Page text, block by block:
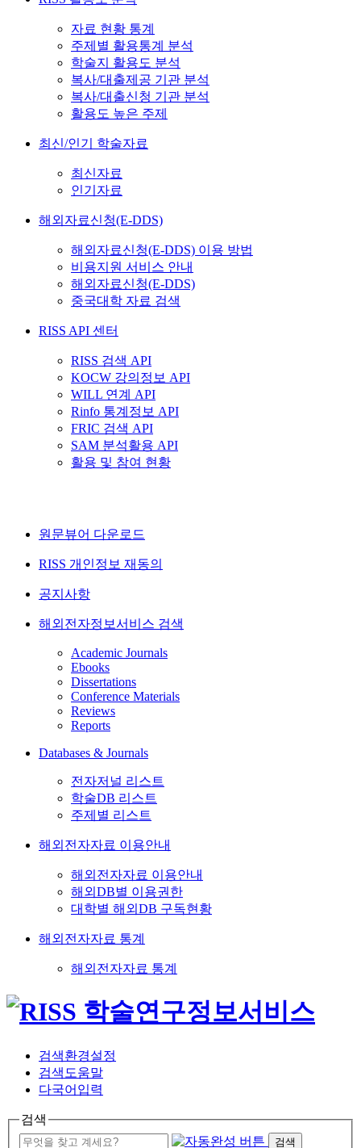
자료 현황 통계
주제별 활용통계 분석
학술지 활용도 분석
복사/대출제공 기관 분석
복사/대출신청 기관 분석
활용도 높은 주제
최신/인기 학술자료
최신자료
인기자료
해외자료신청(E-DDS)
해외자료신청(E-DDS) 이용 방법
비용지원 서비스 안내
해외자료신청(E-DDS)
중국대학 자료 검색
RISS API 센터
RISS 검색 API
KOCW 강의정보 API
WILL 연계 API
Rinfo 통계정보 API
FRIC 검색 API
SAM 분석활용 API
활용 및 참여 현황
원문뷰어 다운로드
RISS 개인정보 재동의
공지사항
해외전자정보서비스 검색
Academic Journals
Ebooks
Dissertations
Conference Materials
Reviews
Reports
Databases & Journals
전자저널 리스트
학술DB 리스트
주제별 리스트
해외전자자료 이용안내
해외전자자료 이용안내
해외DB별 이용권한
대학별 해외DB 구독현황
해외전자자료 통계
해외전자자료 통계
검색환경설정
검색도움말
다국어입력
검색
검색